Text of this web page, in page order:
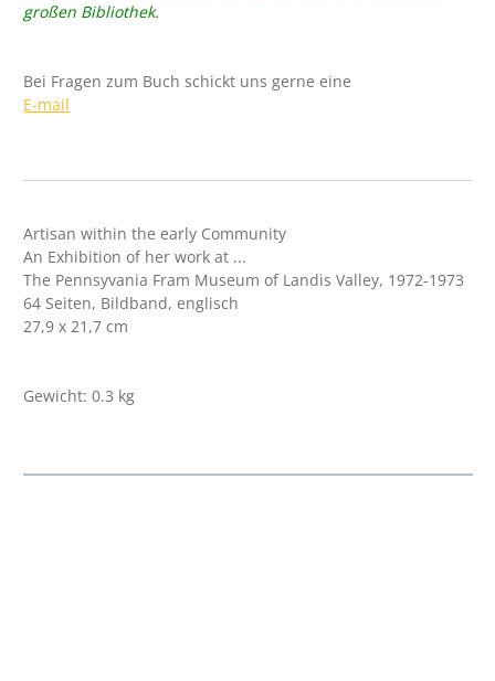
großen Bibliothek.
Bei Fragen zum Buch schickt uns gerne eine
E-mail
Artisan within the early Community
An Exhibition of her work at ...
The Pennsyvania Fram Museum of Landis Valley, 1972-1973
64 Seiten, Bildband, englisch
27,9x 21,7 cm
Gewicht: 0.3 kg